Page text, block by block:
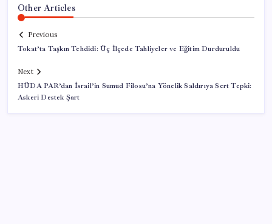
Other Articles
Previous
Tokat’ta Taşkın Tehdidi: Üç İlçede Tahliyeler ve Eğitim Durduruldu
Next
HÜDA PAR’dan İsrail’in Sumud Filosu’na Yönelik Saldırıya Sert Tepki:
Askeri Destek Şart